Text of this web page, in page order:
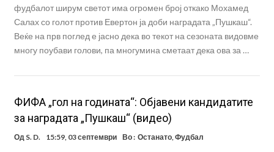
фудбалот ширум светот има огромен број откако Мохамед
Салах со голот против Евертон ја доби наградата „Пушкаш“.
Веќе на прв поглед е јасно дека во текот на сезоната видовме
многу поубави голови, па многумина сметаат дека ова за …
ФИФА „гол на годината“: Објавени кандидатите
за наградата „Пушкаш“ (видео)
Од S. D. 15:59, 03 септември Во : Останато,Фудбал